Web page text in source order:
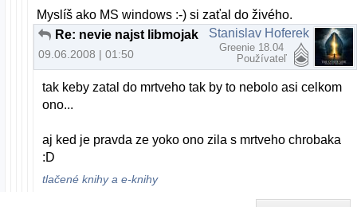
Myslíš ako MS windows :-) si zaťal do živého.
Re: nevie najst libmojakniznica.so v akt. adresari
09.06.2008 | 01:50
Stanislav Hoferek
Greenie 18.04
Používateľ
tak keby zatal do mrtveho tak by to nebolo asi celkom
ono...
aj ked je pravda ze yoko ono zila s mrtveho chrobaka
:D
tlačené knihy a e-knihy